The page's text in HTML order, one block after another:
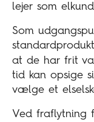
lejer som
Som
standardprodukt
at de har frit
tid kan opsige
vælge et
Ved fraflytning